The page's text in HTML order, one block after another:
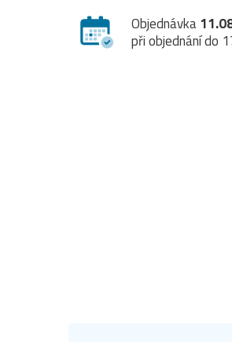
Objednávka
při objednání do